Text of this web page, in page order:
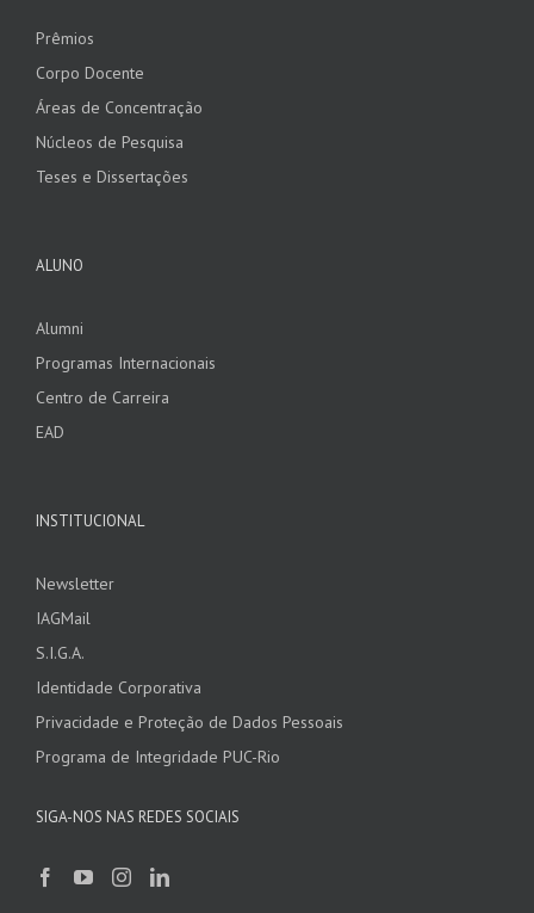
Prêmios
Corpo Docente
Áreas de Concentração
Núcleos de Pesquisa
Teses e Dissertações
ALUNO
Alumni
Programas Internacionais
Centro de Carreira
EAD
INSTITUCIONAL
Newsletter
IAGMail
S.I.G.A.
Identidade Corporativa
Privacidade e Proteção de Dados Pessoais
Programa de Integridade PUC-Rio
SIGA-NOS NAS REDES SOCIAIS